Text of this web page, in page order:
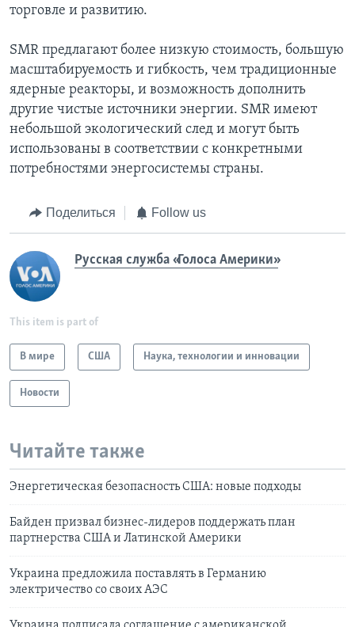
торговле и развитию.
SMR предлагают более низкую стоимость, большую
масштабируемость и гибкость, чем традиционные
ядерные реакторы, и возможность дополнить
другие чистые источники энергии. SMR имеют
небольшой экологический след и могут быть
использованы в соответствии с конкретными
потребностями энергосистемы страны.
Поделиться Follow us
Русская служба «Голоса Америки»
This item is part of
В мире США Наука, технологии и инновации
Новости
Читайте также
Энергетическая безопасность США: новые подходы
Байден призвал бизнес-лидеров поддержать план
партнерства США и Латинской Америки
Украина предложила поставлять в Германию
электричество со своих АЭС